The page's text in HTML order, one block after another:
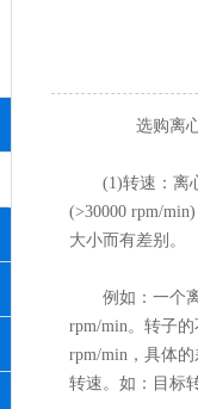
选购离心
(1)转速：离心
(>30000 rpm/
大小而有差别。
例如：一个离
rpm/min。转子
rpm/min，具体
转速。如：目标